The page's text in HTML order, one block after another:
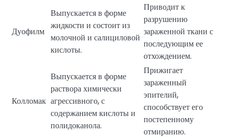
Дуофилм
Выпускается в форме
жидкости и состоит из
молочной и салициловой
кислоты.
Приводит к
разрушению
зараженной ткани с
последующим ее
отхождением.
Колломак
Выпускается в форме
раствора химически
агрессивного, с
содержанием кислоты и
полидоканола.
Прижигает
зараженный
эпителий,
способствует его
постепенному
отмиранию.